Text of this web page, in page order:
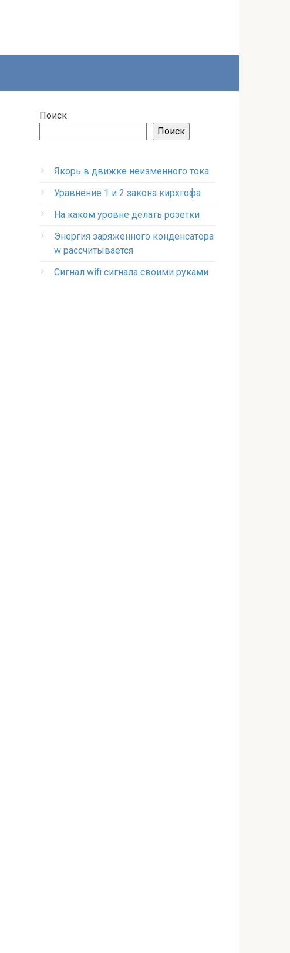
Поиск
Поиск
Якорь в движке неизменного тока
Уравнение 1 и 2 закона кирхгофа
На каком уровне делать розетки
Энергия заряженного конденсатора
w рассчитывается
Сигнал wifi сигнала своими руками